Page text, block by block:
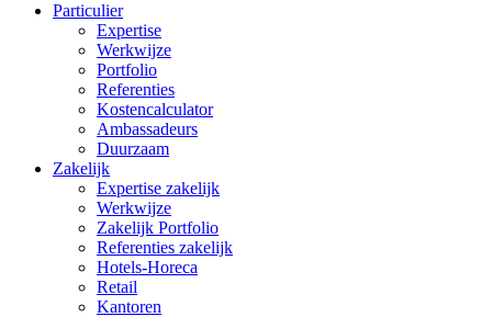
Particulier
Expertise
Werkwijze
Portfolio
Referenties
Kostencalculator
Ambassadeurs
Duurzaam
Zakelijk
Expertise zakelijk
Werkwijze
Zakelijk Portfolio
Referenties zakelijk
Hotels-Horeca
Retail
Kantoren